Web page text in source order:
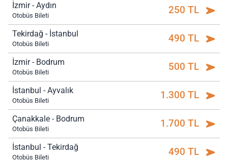
İzmir - Aydın
Otobüs Bileti 250 TL
Tekirdağ - İstanbul
Otobüs Bileti 490 TL
İzmir - Bodrum
Otobüs Bileti 500 TL
İstanbul - Ayvalık
Otobüs Bileti 1.300 TL
Çanakkale - Bodrum
Otobüs Bileti 1.700 TL
İstanbul - Tekirdağ
Otobüs Bileti 490 TL